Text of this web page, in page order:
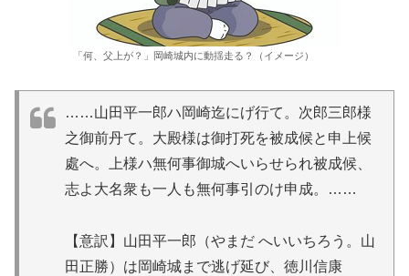
「何、父上が？」岡崎城内に動揺走る？（イメージ）
……山田平一郎ハ岡崎迄にげ行て。次郎三郎様
之御前丹て。大殿様は御打死を被成候と申上候
處へ。上様ハ無何事御城へいらせられ被成候、
志よ大名衆も一人も無何事引のけ申成。……
【意訳】山田平一郎（やまだ へいいちろう。山
田正勝）は岡崎城まで逃げ延び、徳川信康